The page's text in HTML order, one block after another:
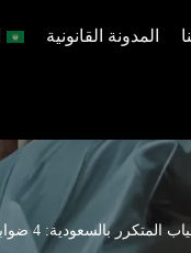
المدونة القانونية
4 ضوابط وفق المادة 80